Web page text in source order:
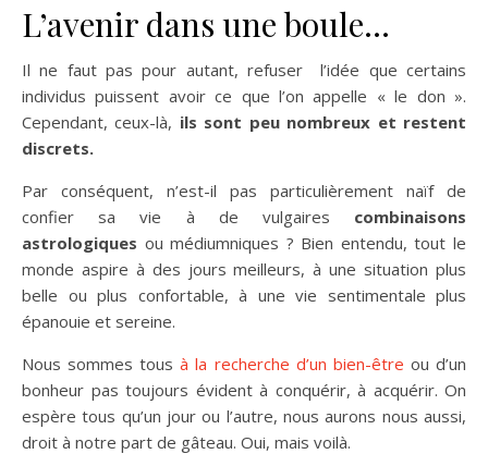
L’avenir dans une boule…
Il ne faut pas pour autant, refuser l’idée que certains
individus puissent avoir ce que l’on appelle « le don ».
Cependant, ceux-là, ils sont peu nombreux et restent
discrets.
Par conséquent, n’est-il pas particulièrement naïf de
confier sa vie à de vulgaires combinaisons
astrologiques ou médiumniques ? Bien entendu, tout le
monde aspire à des jours meilleurs, à une situation plus
belle ou plus confortable, à une vie sentimentale plus
épanouie et sereine.
Nous sommes tousà la recherche d’un bien-être ou d’un
bonheur pas toujours évident à conquérir, à acquérir. On
espère tous qu’un jour ou l’autre, nous aurons nous aussi,
droit à notre part de gâteau. Oui, mais voilà.